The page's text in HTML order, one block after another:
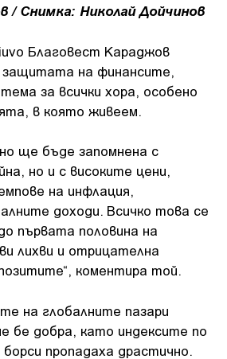
/ Снимка: Николай Дойчинов
Благовест Караджов
защитата на финансите,
за всички хора, особено
в която живеем.
ще бъде запомнена с
но и с високите цени,
на инфлация,
доходи. Всичко това се
първата половина на
лихви и отрицателна
коментира той.
на глобалните пазари
бе добра, като индексите по
пропадаха драстично.